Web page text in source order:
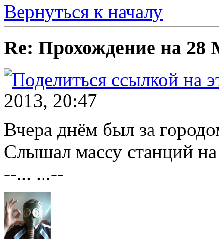
Вернуться к началу
Re: Прохождение на 28
2013, 20:47
Вчера днём был за
Слышал массу станций на
--... ...--